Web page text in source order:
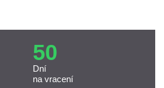
50
Dní
na vracení